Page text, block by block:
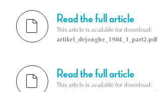
Read the full article
This article is available for download:
artikel_dejonghe_1984_1_part2.pdf
Read the full article
This article is available for download: